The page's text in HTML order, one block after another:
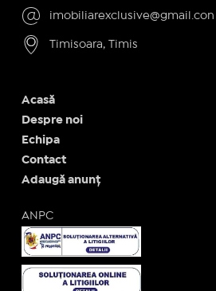
imobiliarexclusive@gmail.con
Timisoara, Timis
Acasă
Despre noi
Echipa
Contact
Adaugă anunț
ANPC